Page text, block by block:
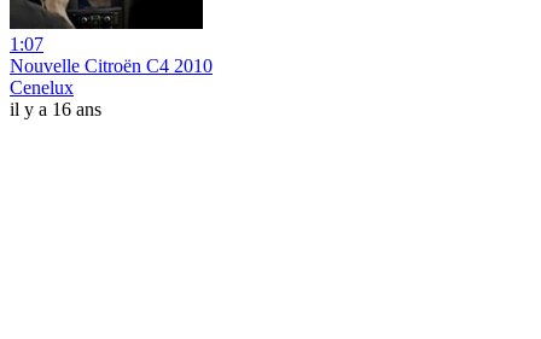
1:07
Nouvelle Citroën C4 2010
Cenelux
il y a 16 ans